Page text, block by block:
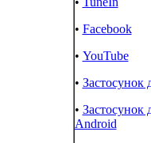
• Facebook
• YouTube
• Застосунок
• Застосунок
Android